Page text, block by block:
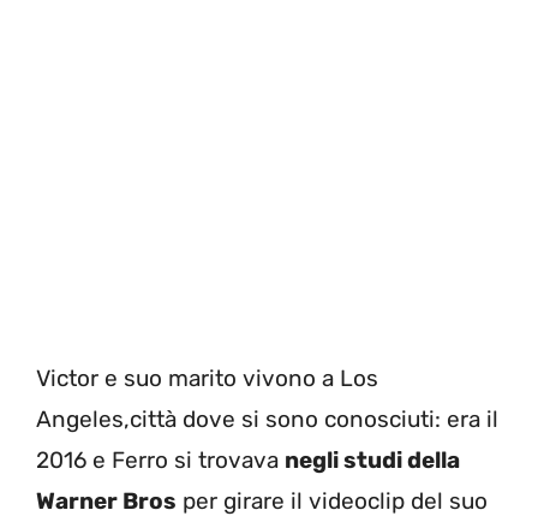
Victor e suo marito vivono a Los
Angeles,città dove si sono conosciuti: era il
2016 e Ferro si trovava negli studi della
Warner Bros per girare il videoclip del suo